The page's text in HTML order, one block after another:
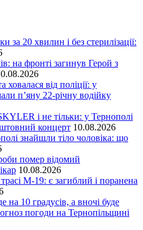
за 20 хвилин і без стерилізації:
на фронті загинув Герой з
ховалася від поліції: у
п’яну 22-річну водійку
і не тільки: у Тернополі
концерт 10.08.2026
знайшли тіло чоловіка: що
помер відомий
10.08.2026
М-19: є загиблий і поранена
на 10 градусів, а вночі буде
погоди на Тернопільщині